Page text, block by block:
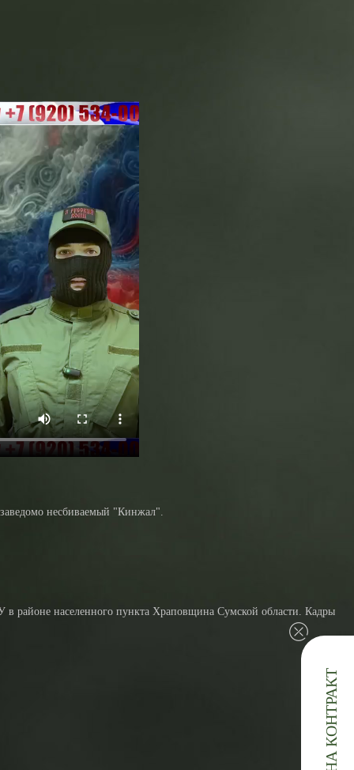
несбиваемый "Кинжал".
районе населенного пункта Храповщина Сумской области. Кадры